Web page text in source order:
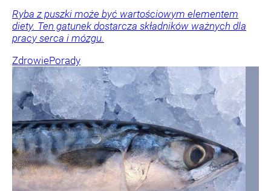
Ryba z puszki może być wartościowym elementem
diety. Ten gatunek dostarcza składników ważnych dla
pracy serca i mózgu.
ZdrowiePorady